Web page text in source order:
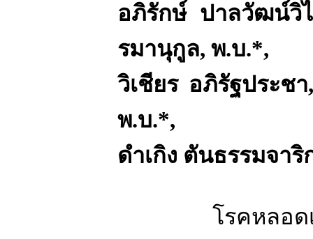
อภิรักษ์ ปาลวัฒน์วิ
รมานุกูล, พ.บ.*,
วิเชียร อภิรัฐประชา
พ.บ.*,
ดำเกิง ตันธรรมจาริ
โรคหลอ